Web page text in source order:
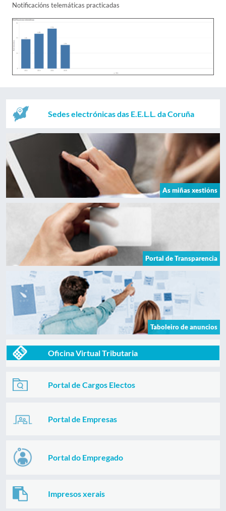
Notificacións telemáticas practicadas
Sedes electrónicas das E.E.L.L. da Coruña
As miñas xestións
Portal de Transparencia
Taboleiro de anuncios
Oficina Virtual Tributaria
Portal de Cargos Electos
Portal de Empresas
Portal do Empregado
Impresos xerais